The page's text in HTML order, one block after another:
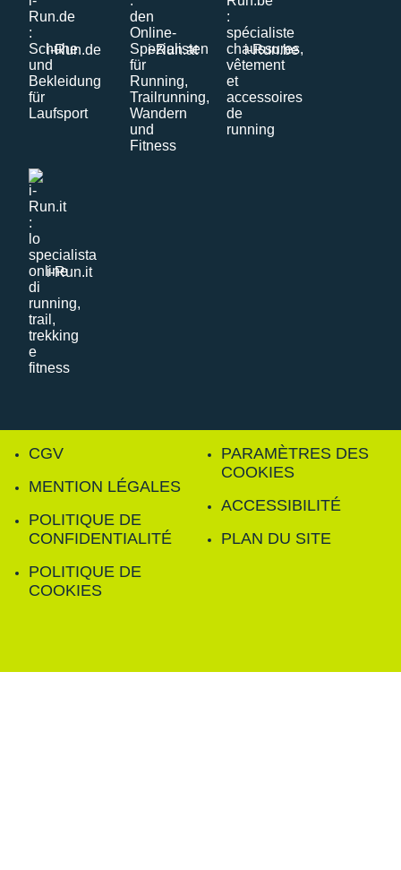
i-Run.de i-Run.at i-Run.be
i-Run.it
CGV
MENTION LÉGALES
POLITIQUE DE
CONFIDENTIALITÉ
POLITIQUE DE
COOKIES
PARAMÈTRES DES
COOKIES
ACCESSIBILITÉ
PLAN DU SITE